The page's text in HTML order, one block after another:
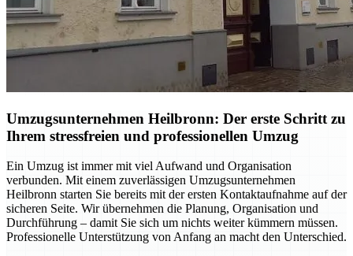
Umzugsunternehmen Heilbronn: Der erste Schritt zu
Ihrem stressfreien und professionellen Umzug
Ein Umzug ist immer mit viel Aufwand und Organisation
verbunden. Mit einem zuverlässigen Umzugsunternehmen
Heilbronn starten Sie bereits mit der ersten Kontaktaufnahme auf der
sicheren Seite. Wir übernehmen die Planung, Organisation und
Durchführung – damit Sie sich um nichts weiter kümmern müssen.
Professionelle Unterstützung von Anfang an macht den Unterschied.